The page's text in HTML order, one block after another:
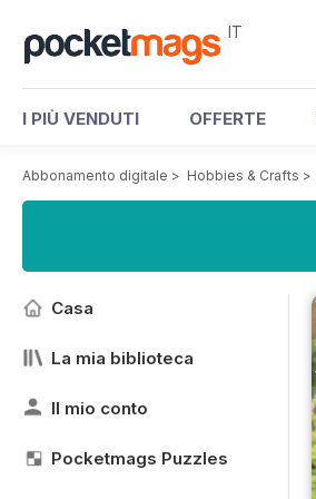
IT
I PIÙ VENDUTI OFFERTE
Abbonamento digitale > Hobbies & Crafts >
Casa
La mia biblioteca
Il mio conto
Pocketmags Puzzles